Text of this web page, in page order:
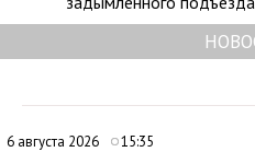
6 августа 2026 15:35